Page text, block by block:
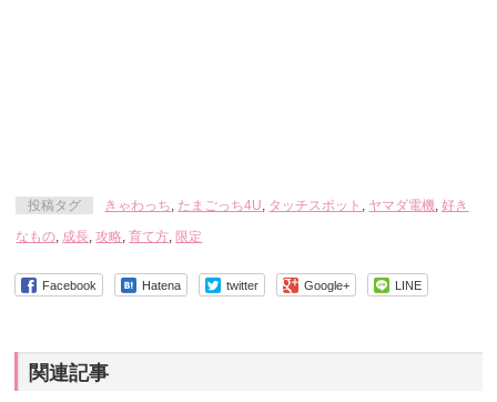
投稿タグ きゃわっち, たまごっち4U, タッチスポット , ヤマダ電機,好き
なもの, 成長,攻略,育て方, 限定
Facebook Hatena twitter Google+ LINE
関連記事